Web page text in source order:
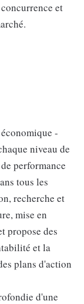
et
-
niveau de
performance
tous les
recherche et
mise en
propose des
et la
plans d'action
d'une